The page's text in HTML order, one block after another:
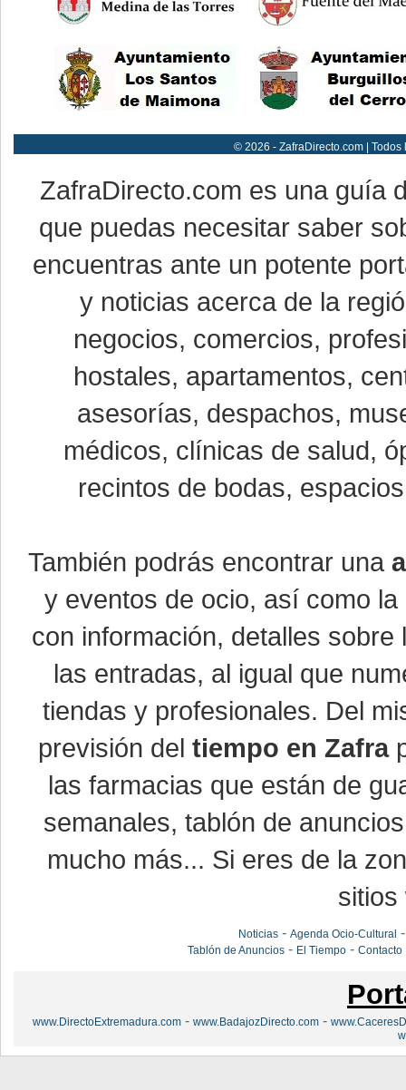
© 2026 - ZafraDirecto.com |
ZafraDirecto.com es una guía
que puedas necesitar saber
encuentras ante un potente
y noticias acerca de la
negocios, comercios,
hostales, apartamentos,
asesorías, despachos,
médicos, clínicas de salud,
recintos de bodas,
También podrás encontrar una
y eventos de ocio, así como
con información, detalles
las entradas, al igual que
tiendas y profesionales. Del
previsión deltiempo en Zafra
las farmacias que están de
semanales, tablón de
mucho más... Si eres de la
sitios
Noticias -Agenda Ocio-Cultural
Tablón de Anuncios - El Tiempo -Contacto
www.DirectoExtremadura.com - www.BadajozDirecto.com -